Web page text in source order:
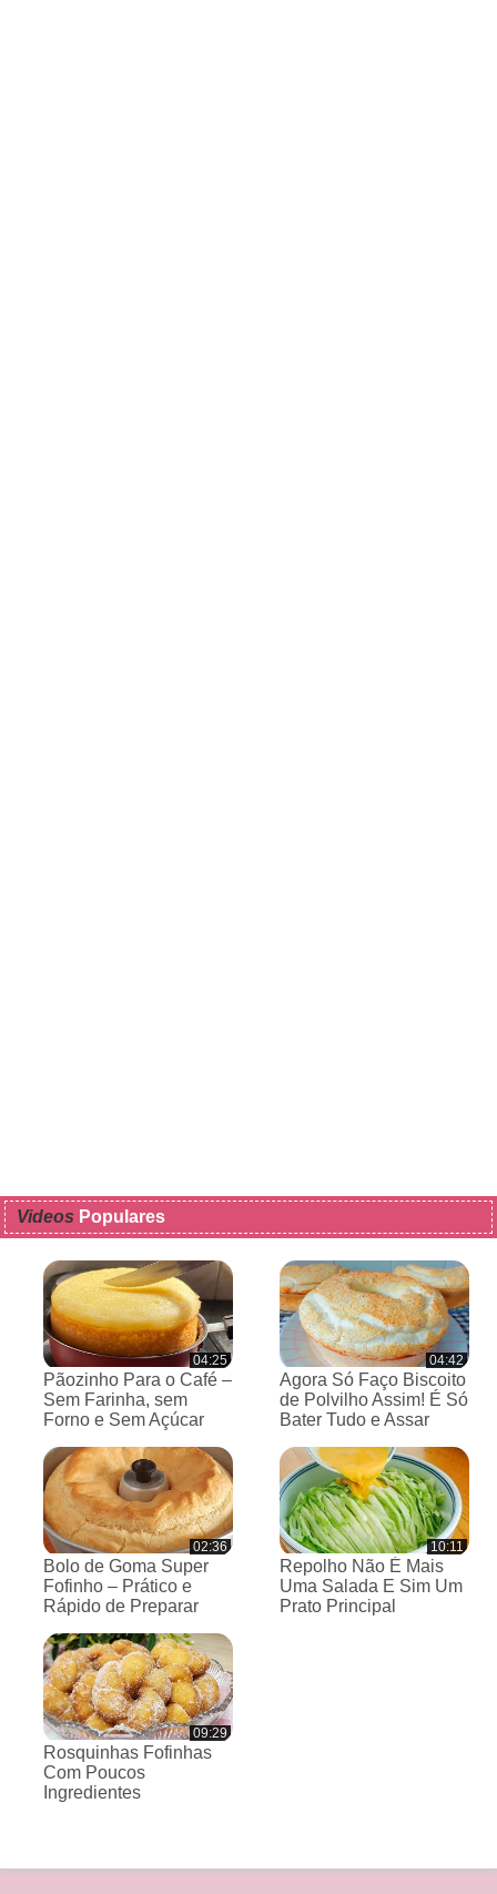
Videos Populares
04:25
Pãozinho Para o Café –
Sem Farinha, sem
Forno e Sem Açúcar
04:42
Agora Só Faço Biscoito
de Polvilho Assim! É Só
Bater Tudo e Assar
02:36
Bolo de Goma Super
Fofinho – Prático e
Rápido de Preparar
10:11
Repolho Não É Mais
Uma Salada E Sim Um
Prato Principal
09:29
Rosquinhas Fofinhas
Com Poucos
Ingredientes